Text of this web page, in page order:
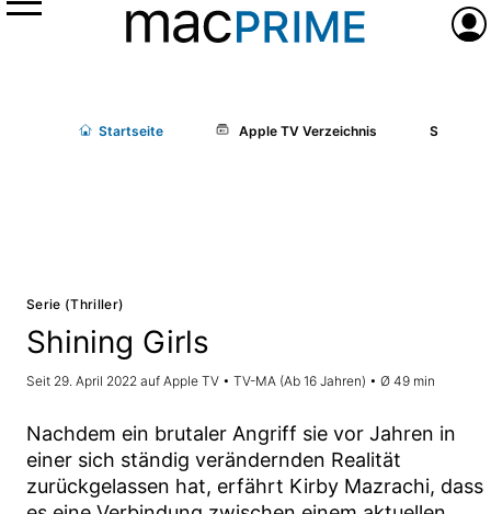
Menü
Startseite Apple TV Verzeichnis Shining
Serie (Thriller)
Shining Girls
Seit 29. April 2022 auf Apple TV • TV-MA (Ab 16 Jahren) • Ø 49 min
Nachdem ein brutaler Angriff sie vor Jahren in
einer sich ständig verändernden Realität
zurückgelassen hat, erfährt Kirby Mazrachi, dass